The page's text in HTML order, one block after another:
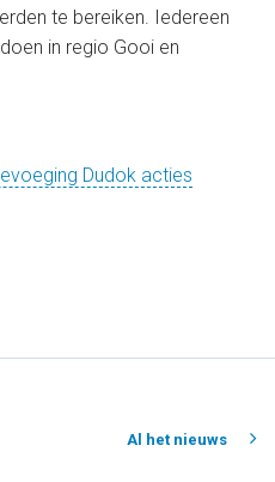
te bereiken. Iedereen
in regio Gooi en
Dudok acties
Al het nieuws